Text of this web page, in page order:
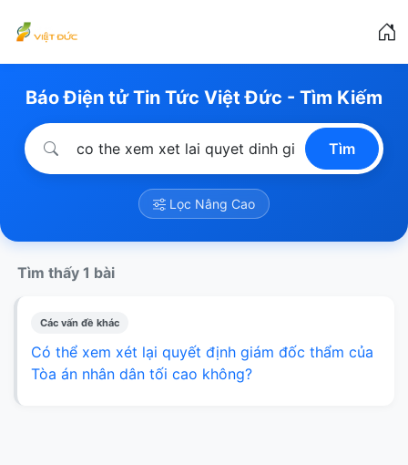
Báo Điện tử Tin Tức Việt Đức - Tìm Kiếm
Tìm
Lọc Nâng Cao
Tìm thấy 1 bài
Các vấn đề khác
Có thể xem xét lại quyết định giám đốc thẩm của
Tòa án nhân dân tối cao không?